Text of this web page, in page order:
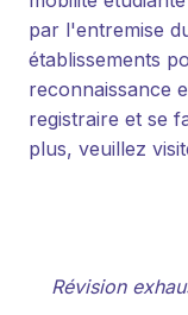
par l'entremise
établissements
reconnaissance
registraire et se
plus, veuillez
Révision